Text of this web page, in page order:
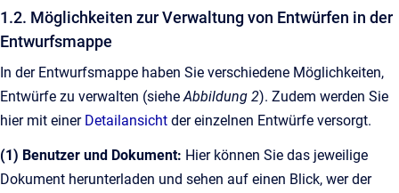
1.2. Möglichkeiten zur Verwaltung von Entwürfen in der
Entwurfsmappe
In der Entwurfsmappe haben Sie verschiedene Möglichkeiten,
Entwürfe zu verwalten (siehe Abbildung 2). Zudem werden Sie
hier mit einer Detailansicht der einzelnen Entwürfe versorgt.
(1) Benutzer und Dokument: Hier können Sie das jeweilige
Dokument herunterladen und sehen auf einen Blick, wer der